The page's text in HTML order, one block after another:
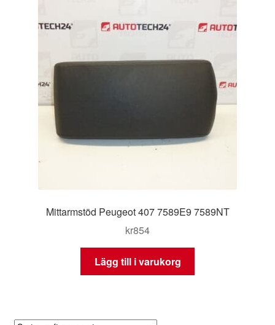
Mittarmstöd Peugeot 407 7589E9 7589NT
kr854
Lägg till i varukorg